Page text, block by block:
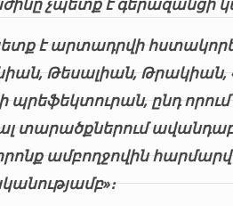
է արտադրվի
Թեսալիան,
պրեֆեկտուրան, ընդ
տարածքներում
ամբողջովին